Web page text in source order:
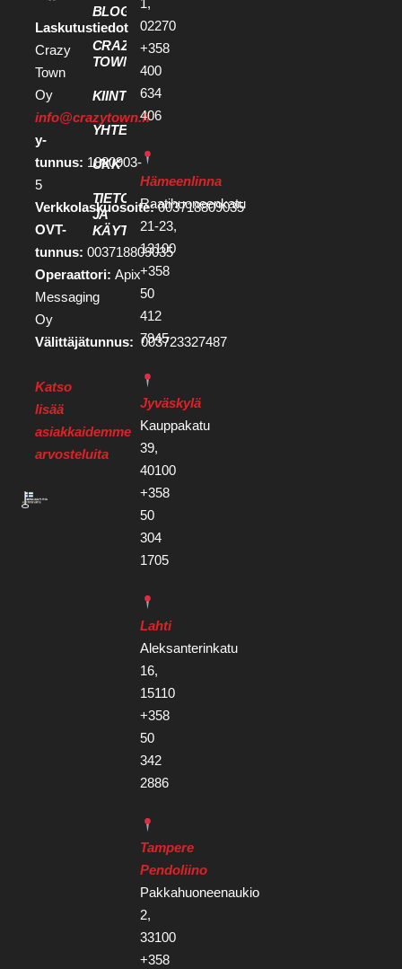
Laskutustiedot
Crazy
Town
Oy
info@crazytown.fi
y-
tunnus: 1880903-
5
Verkkolaskuosoite:003718809035
OVT-
tunnus: 003718809035
Operaattori: Apix
Messaging
Oy
Välittäjätunnus: 003723327487
Katso
lisää
asiakkaidemme
arvosteluita
BLOGI
CRAZY
TOWN
KIINTEISTÖKEHITTÄJILLE
YHTEYSTIEDOT
UKK
TIETOSUOJA
JA
KÄYTTÖEHDOT
1,
02270
+358
400
634
406
Hämeenlinna
Raatihuoneenkatu
21-23,
13100
+358
50
412
7945
Jyväskylä
Kauppakatu
39,
40100
+358
50
304
1705
Lahti
Aleksanterinkatu
16,
15110
+358
50
342
2886
Tampere
Pendoliino
Pakkahuoneenaukio
2,
33100
+358